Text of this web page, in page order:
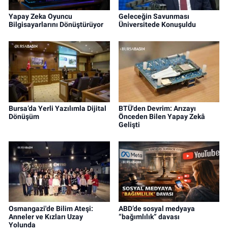
Yapay Zeka Oyuncu
Bilgisayarlarını Dönüştürüyor
Geleceğin Savunması
Üniversitede Konuşuldu
Bursa’da Yerli Yazılımla Dijital
Dönüşüm
BTÜ'den Devrim: Arızayı
Önceden Bilen Yapay Zekâ
Gelişti
Osmangazi'de Bilim Ateşi:
Anneler ve Kızları Uzay
Yolunda
ABD’de sosyal medyaya
“bağımlılık” davası